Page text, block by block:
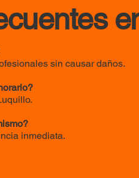
sin causar daños.
inmediata.